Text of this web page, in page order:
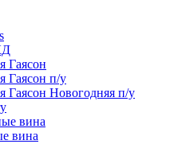
Гаясон
Гаясон п/у
Гаясон Новогодняя п/у
вина
вина